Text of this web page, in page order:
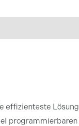
effizienteste Lösung
programmierbaren